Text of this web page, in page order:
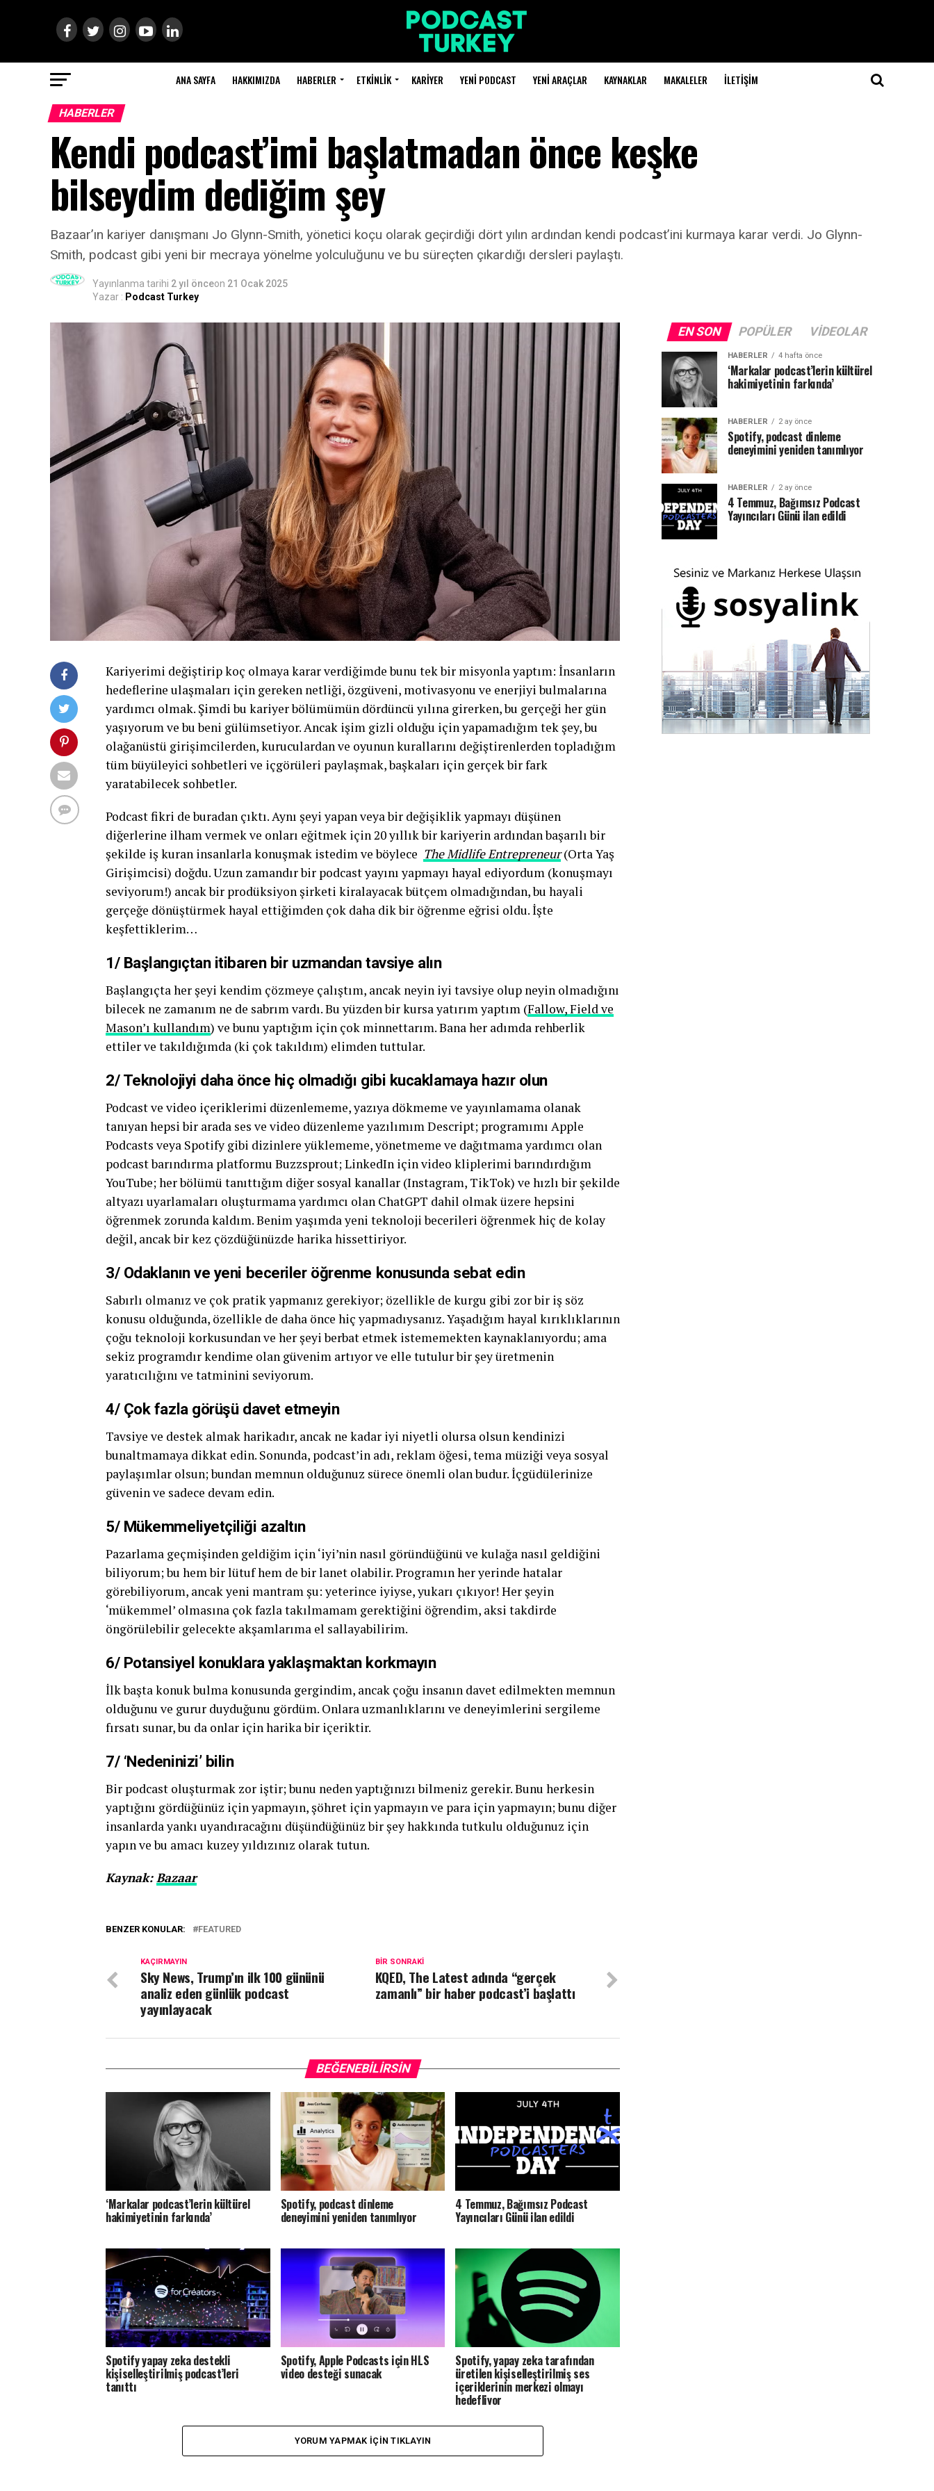
ANA SAYFA HAKKIMIZDA HABERLER ETKINLIK KARIYER YENI PODCAST YENI ARAÇLAR KAYNAKLAR MAKALELER İLETIŞIM
HABERLER
Kendi podcast’imi başlatmadan önce keşke
bilseydim dediğim şey
Bazaar’ın kariyer danışmanı Jo Glynn-Smith, yönetici koçu olarak geçirdiği dört yılın ardından kendi podcast’ini kurmaya karar verdi. Jo Glynn-
Smith, podcast gibi yeni bir mecraya yönelme yolculuğunu ve bu süreçten çıkardığı dersleri paylaştı.
Yayınlanma tarihi 2 yıl önceon 21 Ocak 2025
Yazar : Podcast Turkey
Kariyerimi değiştirip koç olmaya karar verdiğimde bunu tek bir misyonla yaptım: İnsanların
hedeflerine ulaşmaları için gereken netliği, özgüveni, motivasyonu ve enerjiyi bulmalarına
yardımcı olmak. Şimdi bu kariyer bölümümün dördüncü yılına girerken, bu gerçeği her gün
yaşıyorum ve bu beni gülümsetiyor. Ancak işim gizli olduğu için yapamadığım tek şey, bu
olağanüstü girişimcilerden, kuruculardan ve oyunun kurallarını değiştirenlerden topladığım
tüm büyüleyici sohbetleri ve içgörüleri paylaşmak, başkaları için gerçek bir fark
yaratabilecek sohbetler.
Podcast fikri de buradan çıktı. Aynı şeyi yapan veya bir değişiklik yapmayı düşünen
diğerlerine ilham vermek ve onları eğitmek için 20 yıllık bir kariyerin ardından başarılı bir
şekilde iş kuran insanlarla konuşmak istedim ve böylece The Midlife Entrepreneur(Orta Yaş
Girişimcisi) doğdu. Uzun zamandır bir podcast yayını yapmayı hayal ediyordum (konuşmayı
seviyorum!) ancak bir prodüksiyon şirketi kiralayacak bütçem olmadığından, bu hayali
gerçeğe dönüştürmek hayal ettiğimden çok daha dik bir öğrenme eğrisi oldu. İşte
keşfettiklerim…
1/ Başlangıçtan itibaren bir uzmandan tavsiye alın
Başlangıçta her şeyi kendim çözmeye çalıştım, ancak neyin iyi tavsiye olup neyin olmadığını
bilecek ne zamanım ne de sabrım vardı. Bu yüzden bir kursa yatırım yaptım (Fallow, Field ve
Mason’ı kullandım) ve bunu yaptığım için çok minnettarım. Bana her adımda rehberlik
ettiler ve takıldığımda (ki çok takıldım) elimden tuttular.
2/ Teknolojiyi daha önce hiç olmadığı gibi kucaklamaya hazır olun
Podcast ve video içeriklerimi düzenlememe, yazıya dökmeme ve yayınlamama olanak
tanıyan hepsi bir arada ses ve video düzenleme yazılımım Descript; programımı Apple
Podcasts veya Spotify gibi dizinlere yüklememe, yönetmeme ve dağıtmama yardımcı olan
podcast barındırma platformu Buzzsprout; LinkedIn için video kliplerimi barındırdığım
YouTube; her bölümü tanıttığım diğer sosyal kanallar (Instagram, TikTok) ve hızlı bir şekilde
altyazı uyarlamaları oluşturmama yardımcı olan ChatGPT dahil olmak üzere hepsini
öğrenmek zorunda kaldım. Benim yaşımda yeni teknoloji becerileri öğrenmek hiç de kolay
değil, ancak bir kez çözdüğünüzde harika hissettiriyor.
3/ Odaklanın ve yeni beceriler öğrenme konusunda sebat edin
Sabırlı olmanız ve çok pratik yapmanız gerekiyor; özellikle de kurgu gibi zor bir iş söz
konusu olduğunda, özellikle de daha önce hiç yapmadıysanız. Yaşadığım hayal kırıklıklarının
çoğu teknoloji korkusundan ve her şeyi berbat etmek istememekten kaynaklanıyordu; ama
sekiz programdır kendime olan güvenim artıyor ve elle tutulur bir şey üretmenin
yaratıcılığını ve tatminini seviyorum.
4/ Çok fazla görüşü davet etmeyin
Tavsiye ve destek almak harikadır, ancak ne kadar iyi niyetli olursa olsun kendinizi
bunaltmamaya dikkat edin. Sonunda, podcast’in adı, reklam öğesi, tema müziği veya sosyal
paylaşımlar olsun; bundan memnun olduğunuz sürece önemli olan budur. İçgüdülerinize
güvenin ve sadece devam edin.
5/ Mükemmeliyetçiliği azaltın
Pazarlama geçmişinden geldiğim için ‘iyi’nin nasıl göründüğünü ve kulağa nasıl geldiğini
biliyorum; bu hem bir lütuf hem de bir lanet olabilir. Programın her yerinde hatalar
görebiliyorum, ancak yeni mantram şu: yeterince iyiyse, yukarı çıkıyor! Her şeyin
‘mükemmel’ olmasına çok fazla takılmamam gerektiğini öğrendim, aksi takdirde
öngörülebilir gelecekte akşamlarıma el sallayabilirim.
6/ Potansiyel konuklara yaklaşmaktan korkmayın
İlk başta konuk bulma konusunda gergindim, ancak çoğu insanın davet edilmekten memnun
olduğunu ve gurur duyduğunu gördüm. Onlara uzmanlıklarını ve deneyimlerini sergileme
fırsatı sunar, bu da onlar için harika bir içeriktir.
7/ ‘Nedeninizi’ bilin
Bir podcast oluşturmak zor iştir; bunu neden yaptığınızı bilmeniz gerekir. Bunu herkesin
yaptığını gördüğünüz için yapmayın, şöhret için yapmayın ve para için yapmayın; bunu diğer
insanlarda yankı uyandıracağını düşündüğünüz bir şey hakkında tutkulu olduğunuz için
yapın ve bu amacı kuzey yıldızınız olarak tutun.
Kaynak:Bazaar
BENZER KONULAR: FEATURED
BIR SONRAKI
KQED, The Latest adında “gerçek
zamanlı” bir haber podcast’i başlattı
KAÇIRMAYIN
Sky News, Trump’ın ilk 100 gününü
analiz eden günlük podcast
yayınlayacak
BEĞENEBILIRSIN
‘Markalar podcast’lerin kültürel
hakimiyetinin farkında’
Spotify, podcast dinleme
deneyimini yeniden tanımlıyor
4 Temmuz, Bağımsız Podcast
Yayıncıları Günü ilan edildi
Spotify yapay zeka destekli
kişiselleştirilmiş podcast’leri
tanıttı
Spotify, Apple Podcasts için HLS
video desteği sunacak
Spotify, yapay zeka tarafından
üretilen kişiselleştirilmiş ses
içeriklerinin merkezi olmayı
hedefliyor
YORUM YAPMAK IÇIN TIKLAYIN
EN SON POPÜLER VIDEOLAR
HABERLER 4 hafta önce
‘Markalar podcast’lerin kültürel
hakimiyetinin farkında’
HABERLER 2 ay önce
Spotify, podcast dinleme
deneyimini yeniden tanımlıyor
HABERLER 2 ay önce
4 Temmuz, Bağımsız Podcast
Yayıncıları Günü ilan edildi